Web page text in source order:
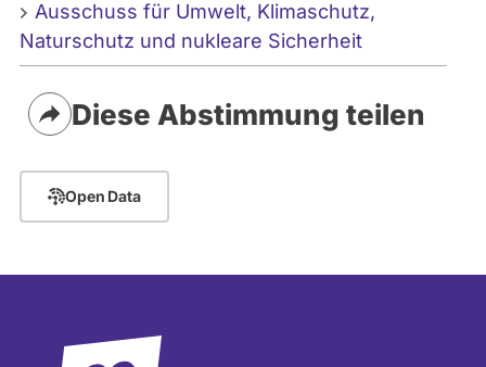
Ausschuss für Umwelt, Klimaschutz,
Naturschutz und nukleare Sicherheit
Diese Abstimmung teilen
Open Data